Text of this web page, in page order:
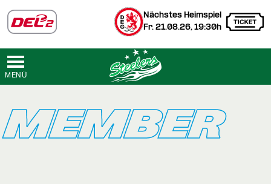
Nächstes Heimspiel
Fr. 21.08.26, 19:30h
MENÜ
MEMBER